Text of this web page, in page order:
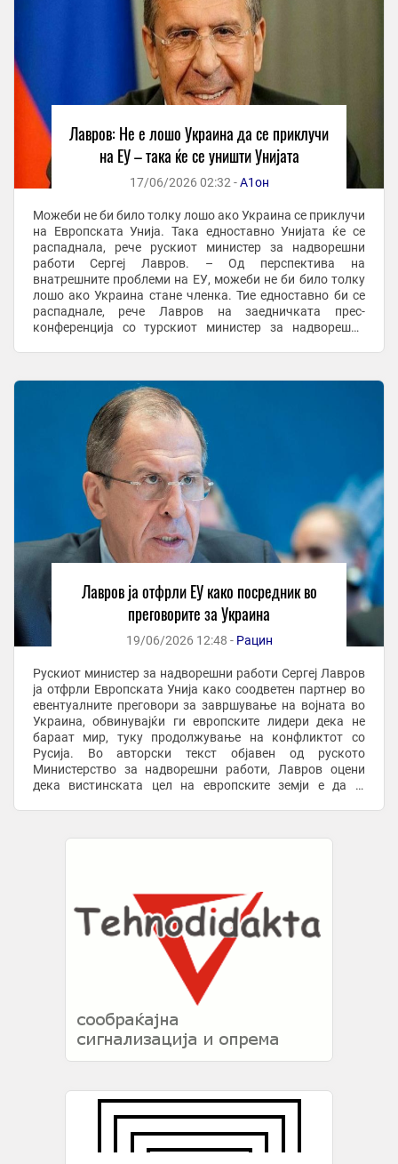
Лавров: Не е лошо Украина да се приклучи
на ЕУ – така ќе се уништи Унијата
17/06/2026 02:32 -А1он
Можеби не би било толку лошо ако Украина се приклучи
на Европската Унија. Така едноставно Унијата ќе се
распаднала, рече рускиот министер за надворешни
работи Сергеј Лавров. – Од перспектива на
внатрешните проблеми на ЕУ, можеби не би било толку
лошо ако Украина стане членка. Тие едноставно би се
распаднале, рече Лавров на заедничката прес-
конференција со турскиот министер за надворешни
Лавров ја отфрли ЕУ како посредник во
преговорите за Украина
19/06/2026 12:48 - Рацин
Рускиот министер за надворешни работи Сергеј Лавров
ја отфрли Европската Унија како соодветен партнер во
евентуалните преговори за завршување на војната во
Украина, обвинувајќи ги европските лидери дека не
бараат мир, туку продолжување на конфликтот со
Русија. Во авторски текст објавен од руското
Министерство за надворешни работи, Лавров оцени
дека вистинската цел на европските земји е да ја